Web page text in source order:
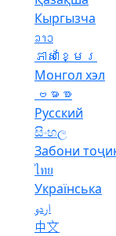
Кыргызча
ລາວ
ភាសាខ្មែរ
Монгол хэл
ဗမာစာ
Русский
සිංහල
Забони
ไทย
Українська
اردو
中文